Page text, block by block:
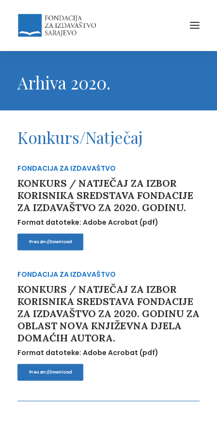
Arhiva 2020.
Konkurs/Natječaj
FONDACIJA ZA IZDAVAŠTVO
KONKURS / NATJEČAJ ZA IZBOR
KORISNIKA SREDSTAVA FONDACIJE
ZA IZDAVAŠTVO ZA 2020. GODINU.
Format datoteke: Adobe Acrobat (pdf)
Preuzmi/Download
FONDACIJA ZA IZDAVAŠTVO
KONKURS / NATJEČAJ ZA IZBOR
KORISNIKA SREDSTAVA FONDACIJE
ZA IZDAVAŠTVO ZA 2020. GODINU ZA
OBLAST NOVA KNJIŽEVNA DJELA
DOMAĆIH AUTORA.
Format datoteke: Adobe Acrobat (pdf)
Preuzmi/Download